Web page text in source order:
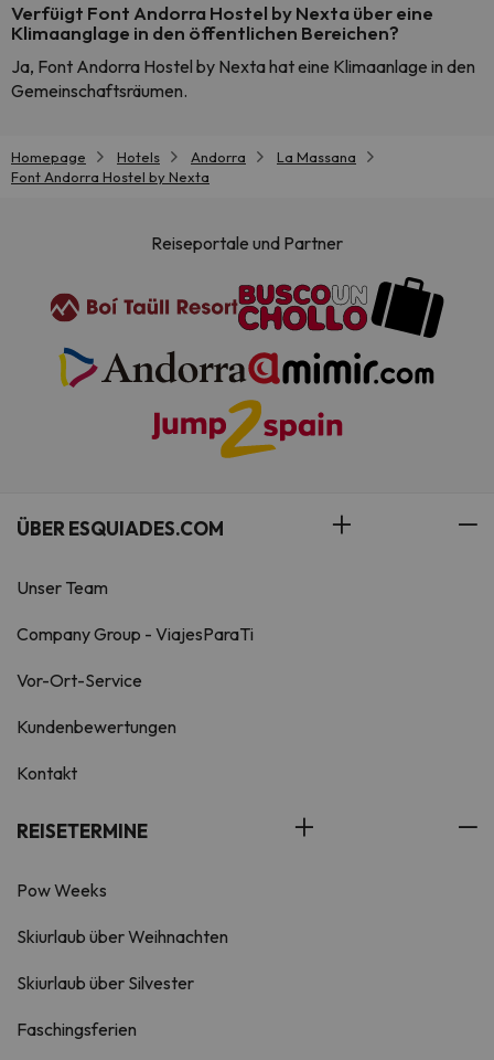
Verfüigt Font Andorra Hostel by Nexta über eine
Klimaanglage in den öffentlichen Bereichen?
Ja, Font Andorra Hostel by Nexta hat eine Klimaanlage in den
Gemeinschaftsräumen.
Homepage Hotels Andorra
La Massana
Font Andorra Hostel by Nexta
Reiseportale und Partner
ÜBER ESQUIADES.COM
Unser Team
Company Group - ViajesParaTi
Vor-Ort-Service
Kundenbewertungen
Kontakt
REISETERMINE
Pow Weeks
Skiurlaub über Weihnachten
Skiurlaub über Silvester
Faschingsferien